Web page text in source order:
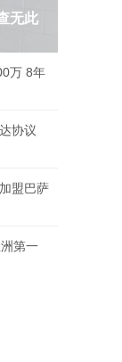
无此
万 8年
协议
盟巴萨
第一